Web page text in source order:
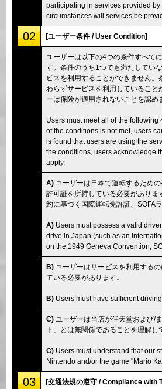
participating in services provided
circumstances will services be
02 [ユーザー条件 / User Condition]
ユーザーは以下の4つの条件すべて
す。条件のうち1つでも満たしてい
ビスを利用することができません。
わらずサービスを利用していること
ーは保険が適用されないことを認め
Users must meet all of the following
of the conditions is not met, users
is found that users are using the
the conditions, users acknowledge
apply.
A) ユーザーは日本で運転するため
許可証を所持している必要がありま
約に基づく国際運転免許証、SOFA
A) Users must possess a valid
drive in Japan (such as an
on the 1949 Geneva Convention,
B) ユーザーはサービスを利用する
ている必要があります。
B) Users must have sufficient
C) ユーザーは当店が任天堂および/
ト」とは無関係であることを理解し
C) Users must understand that our
Nintendo and/or the game "Mario
03 [交通法規の遵守 / Compliance with